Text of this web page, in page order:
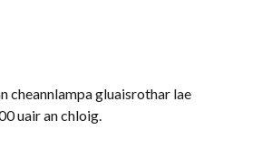
cheannlampa gluaisrothar lae
uair an chloig.